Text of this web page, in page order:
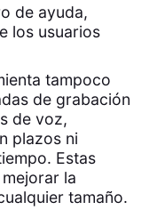
de ayuda,
los usuarios
tampoco
de grabación
de voz,
plazos ni
Estas
la
tamaño.